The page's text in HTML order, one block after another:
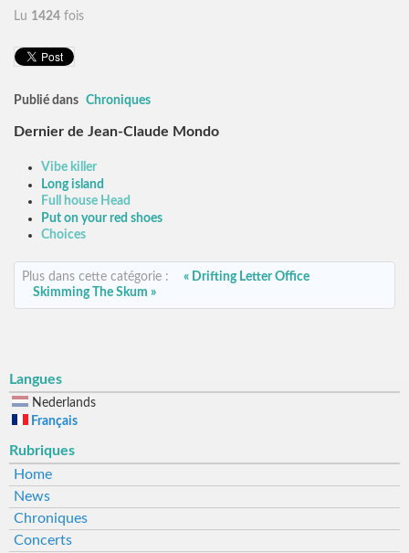
Lu 1424 fois
Publié dans Chroniques
Dernier de Jean-Claude Mondo
Vibe killer
Long island
Full house Head
Put on your red shoes
Choices
Plus dans cette catégorie :
« Drifting Letter Office
Skimming The Skum »
Langues
Nederlands
Français
Rubriques
Home
News
Chroniques
Concerts